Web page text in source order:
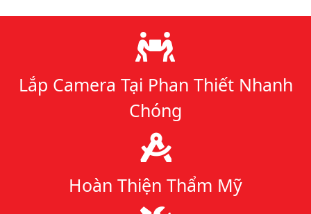
Lý do chọn chúng tôi
Lắp Camera Tại Phan Thiết Nhanh
Chóng
Hoàn Thiện Thẩm Mỹ